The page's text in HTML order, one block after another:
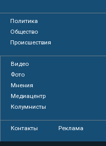
Политика
Общество
Происшествия
Видео
Фото
Мнения
Медиацентр
Колумнисты
Контакты Реклама